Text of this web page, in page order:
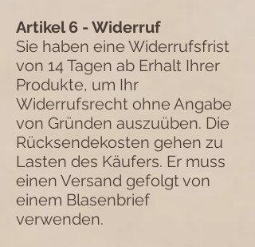
Artikel 6 - Widerruf
Sie haben eine Widerrufsfrist
von 14 Tagen ab Erhalt Ihrer
Produkte, um Ihr
Widerrufsrecht ohne Angabe
von Gründen auszuüben. Die
Rücksendekosten gehen zu
Lasten des Käufers. Er muss
einen Versand gefolgt von
einem Blasenbrief
verwenden.